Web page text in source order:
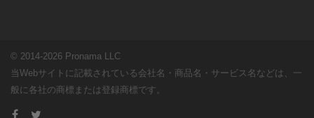
© 2014-2026 Pronama LLC
当Webサイトに記載されている会社名・商品名・サービス名などは、一
般に各社の商標または登録商標です。